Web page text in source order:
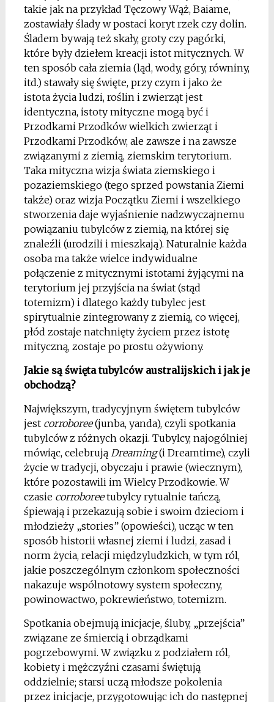
takie jak na przykład Tęczowy Wąż, Baiame,
zostawiały ślady w postaci koryt rzek czy dolin.
Śladem bywają też skały, groty czy pagórki,
które były dziełem kreacji istot mitycznych. W
ten sposób cała ziemia (ląd, wody, góry, równiny,
itd.) stawały się święte, przy czym i jako że
istota życia ludzi, roślin i zwierząt jest
identyczna, istoty mityczne mogą być i
Przodkami Przodków wielkich zwierząt i
Przodkami Przodków, ale zawsze i na zawsze
związanymi z ziemią, ziemskim terytorium.
Taka mityczna wizja świata ziemskiego i
pozaziemskiego (tego sprzed powstania Ziemi
także) oraz wizja Początku Ziemi i wszelkiego
stworzenia daje wyjaśnienie nadzwyczajnemu
powiązaniu tubylców z ziemią, na której się
znaleźli (urodzili i mieszkają). Naturalnie każda
osoba ma także wielce indywidualne
połączenie z mitycznymi istotami żyjącymi na
terytorium jej przyjścia na świat (stąd
totemizm) i dlatego każdy tubylec jest
spirytualnie zintegrowany z ziemią, co więcej,
płód zostaje natchnięty życiem przez istotę
mityczną, zostaje po prostu ożywiony.
Jakie są święta tubylców australijskich i jak je
obchodzą?
Największym, tradycyjnym świętem tubylców
jest corroboree(junba, yanda), czyli spotkania
tubylców z różnych okazji. Tubylcy, najogólniej
mówiąc, celebrują Dreaming(i Dreamtime), czyli
życie w tradycji, obyczaju i prawie (wiecznym),
które pozostawili im Wielcy Przodkowie. W
czasie corroboreetubylcy rytualnie tańczą,
śpiewają i przekazują sobie i swoim dzieciom i
młodzieży „stories” (opowieści), ucząc w ten
sposób historii własnej ziemi i ludzi, zasad i
norm życia, relacji międzyludzkich, w tym ról,
jakie poszczególnym członkom społeczności
nakazuje wspólnotowy system społeczny,
powinowactwo, pokrewieństwo, totemizm.
Spotkania obejmują inicjacje, śluby, „przejścia”
związane ze śmiercią i obrządkami
pogrzebowymi. W związku z podziałem ról,
kobiety i mężczyźni czasami świętują
oddzielnie; starsi uczą młodsze pokolenia
przez inicjacje, przygotowując ich do następnej